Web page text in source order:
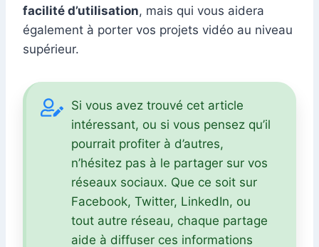
facilité d’utilisation, mais qui vous aidera
également à porter vos projets vidéo au niveau
supérieur.
Si vous avez trouvé cet article
intéressant, ou si vous pensez qu’il
pourrait profiter à d’autres,
n’hésitez pas à le partager sur vos
réseaux sociaux. Que ce soit sur
Facebook, Twitter, LinkedIn, ou
tout autre réseau, chaque partage
aide à diffuser ces informations